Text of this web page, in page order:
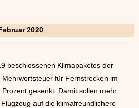
2020
beschlossenen Klimapaketes der
für Fernstrecken im
gesenkt. Damit sollen mehr
auf die klimafreundlichere